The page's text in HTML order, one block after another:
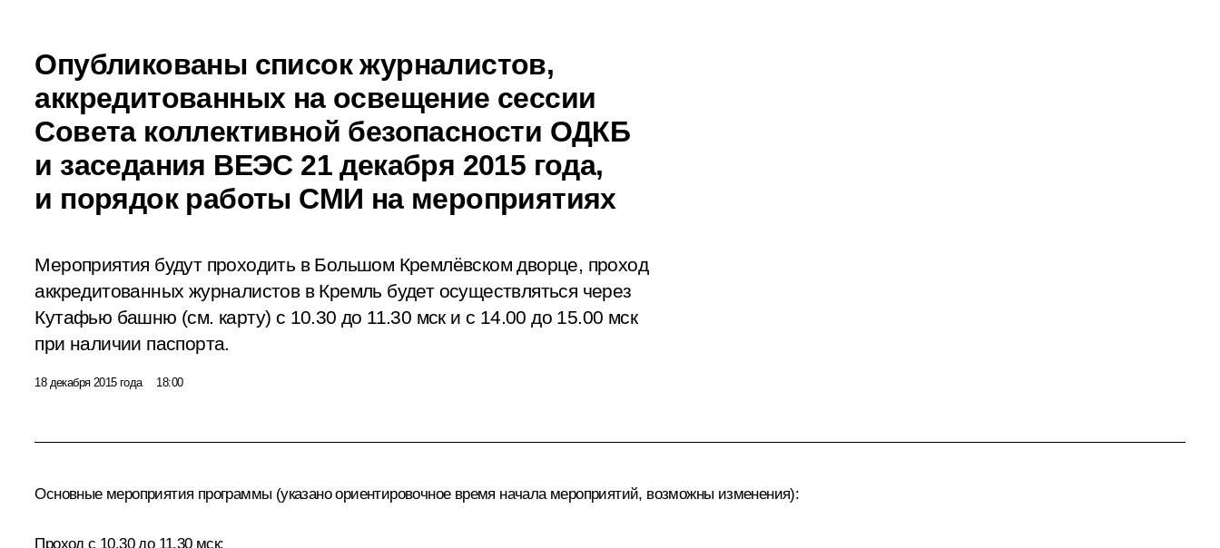
Опубликованы список журналистов,
аккредитованных на освещение сессии
Совета коллективной безопасности ОДКБ
и заседания ВЕЭС 21 декабря 2015 года,
и порядок работы СМИ на мероприятиях
Мероприятия будут проходить в Большом Кремлёвском дворце, проход
аккредитованных журналистов в Кремль будет осуществляться через
Кутафью башню (см. карту) с 10.30 до 11.30 мск и с 14.00 до 15.00 мск
при наличии паспорта.
18 декабря 2015 года 18:00
Основные мероприятия программы (указано ориентировочное время начала мероприятий, возможны изменения):
Проход с 10.30 до 11.30 мск: